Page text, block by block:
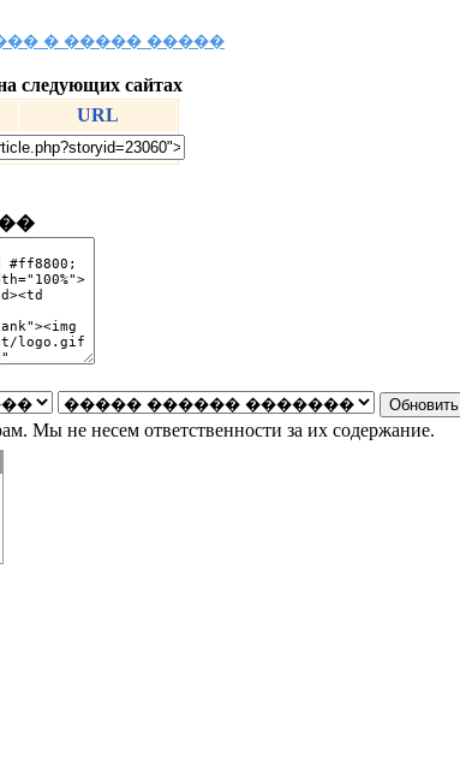
� ����� �����
следующих сайтах
URL
Мы не несем ответственности за их содержание.